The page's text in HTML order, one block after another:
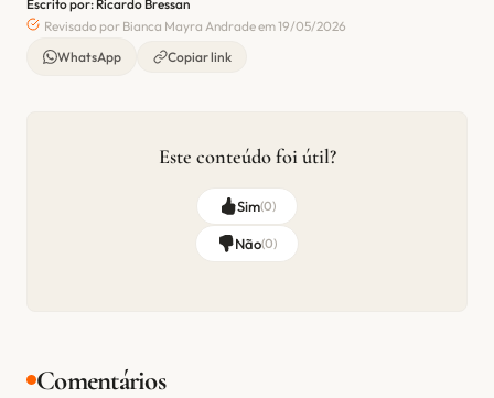
Escrito por: Ricardo Bressan
Revisado por Bianca Mayra Andrade em 19/05/2026
WhatsApp
Copiar link
Este conteúdo foi útil?
Sim(0)
Não(0)
Comentários